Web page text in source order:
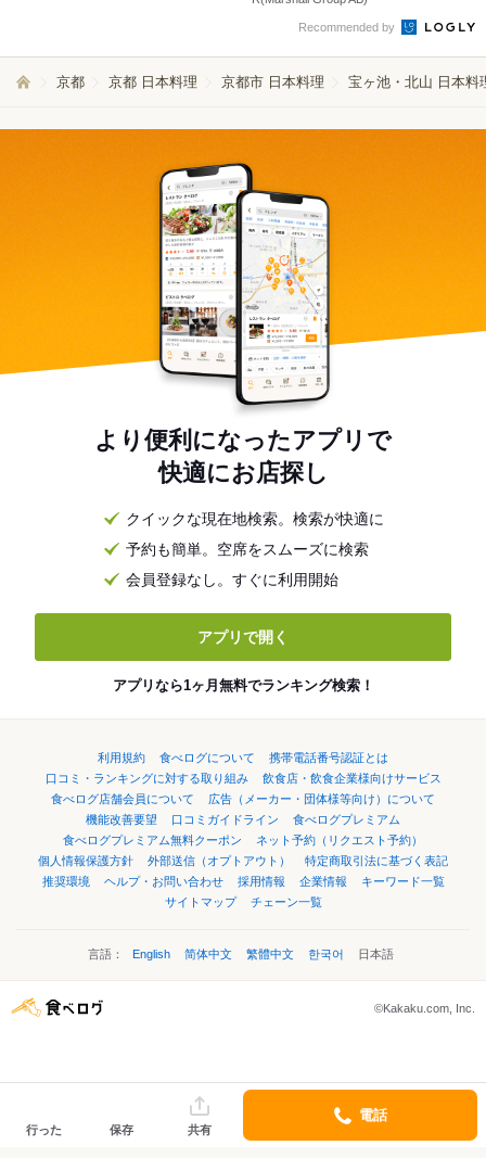
Recommended by
京都 京都 日本料理 京都市 日本料理 宝ヶ池・北山 日本料
より便利になったアプリで
快適にお店探し
クイックな現在地検索。検索が快適に
予約も簡単。空席をスムーズに検索
会員登録なし。すぐに利用開始
アプリで開く
アプリなら1ヶ月無料でランキング検索！
利用規約 食べログについて
携帯電話番号認証とは
口コミ・ランキングに対する取り組み
飲食店・飲食企業様向けサービス
食べログ店舗会員について
広告（メーカー・団体様等向け）について
機能改善要望
口コミガイドライン
食べログプレミアム
食べログプレミアム無料クーポン
ネット予約（リクエスト予約）
個人情報保護方針
外部送信（オプトアウト）
特定商取引法に基づく表記
推奨環境
ヘルプ・お問い合わせ 採用情報 企業情報
キーワード一覧
サイトマップ
チェーン一覧
言語： English 简体中文 繁體中文 한국어 日本語
©Kakaku.com, Inc.
行った 保存 共有
電話